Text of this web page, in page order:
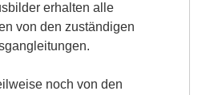
erhalten alle
von den zuständigen
.
noch von den